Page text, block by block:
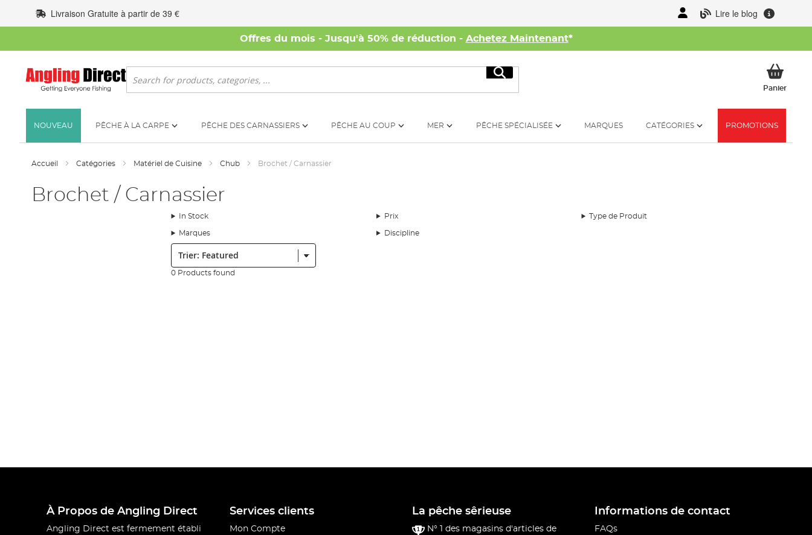
au
contenu
Lire le blog
Livraison Gratuite à partir de 39 €
Offres du mois - Jusqu'à 50% de réduction - Achetez Maintenant*
Rechercher
Rechercher
PanierMon
NOUVEAU PÊCHE À LA CARPE PÊCHE DES CARNASSIERS PÊCHE AU COUP MER PÊCHE SPÉCIALISÉE MARQUES CATÉGORIES PROMOTIONS
Accueil Catégories Matériel de Cuisine Chub Brochet / Carnassier
Brochet / Carnassier
In Stock Prix Type de Produit
Marques Discipline
Trier:
0 Products found
À Propos de Angling Direct
Angling Direct est fermement établi
Services clients
Mon Compte
La pêche sêrieuse
N° 1 des magasins d'articles de
Informations de contact
FAQs